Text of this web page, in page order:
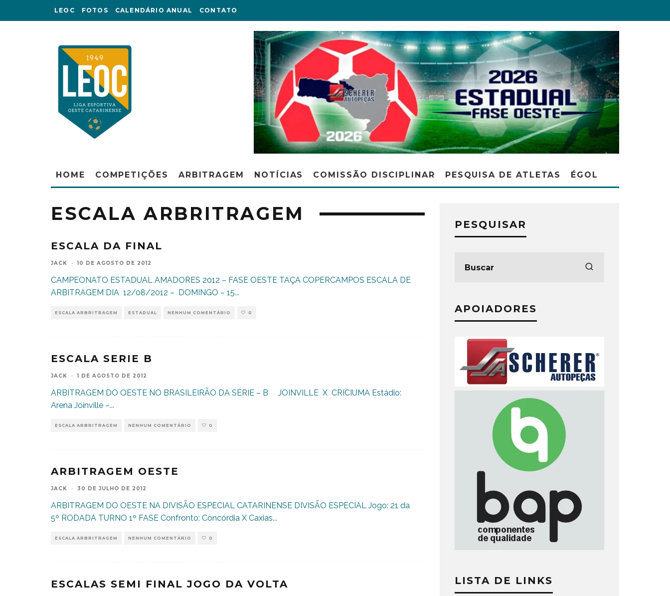
LEOC FOTOS CALENDÁRIO ANUAL CONTATO
HOME COMPETIÇÕES ARBITRAGEM NOTÍCIAS COMISSÃO DISCIPLINAR PESQUISA DE ATLETAS ÉGOL
ESCALA ARBRITRAGEM
ESCALA DA FINAL
JACK · 10 DE AGOSTO DE 2012
CAMPEONATO ESTADUAL AMADORES 2012 – FASE OESTE TAÇA COPERCAMPOS ESCALA DE
ARBITRAGEM DIA 12/08/2012 – DOMINGO – 15...
ESCALA ARBRITRAGEM ESTADUAL NENHUM COMENTÁRIO 0
ESCALA SERIE B
JACK · 1 DE AGOSTO DE 2012
ARBITRAGEM DO OESTE NO BRASILEIRÃO DA SÉRIE – B JOINVILLE X CRICIUMA Estádio:
Arena Joinville –...
ESCALA ARBRITRAGEM NENHUM COMENTÁRIO 0
ARBITRAGEM OESTE
JACK · 30 DE JULHO DE 2012
ARBITRAGEM DO OESTE NA DIVISÃO ESPECIAL CATARINENSE DIVISÃO ESPECIAL Jogo: 21 da
5º RODADA TURNO 1º FASE Confronto: Concórdia X Caxias...
ESCALA ARBRITRAGEM NENHUM COMENTÁRIO 0
ESCALAS SEMI FINAL JOGO DA VOLTA
PESQUISAR
APOIADORES
LISTA DE LINKS